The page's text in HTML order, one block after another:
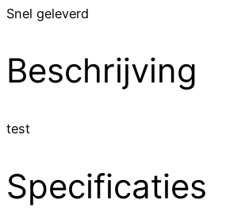
Snel geleverd
Beschrijving
test
Specificaties